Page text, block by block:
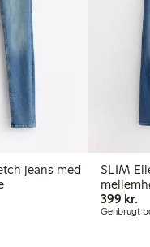
med
SLIM Ellen
399 kr.
Genbrugt